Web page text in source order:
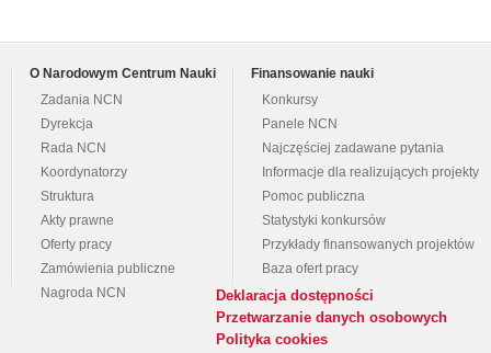
O Narodowym Centrum Nauki
Zadania NCN
Dyrekcja
Rada NCN
Koordynatorzy
Struktura
Akty prawne
Oferty pracy
Zamówienia publiczne
Nagroda NCN
Finansowanie nauki
Konkursy
Panele NCN
Najczęściej zadawane pytania
Informacje dla realizujących projekty
Pomoc publiczna
Statystyki konkursów
Przykłady finansowanych projektów
Baza ofert pracy
Deklaracja dostępności
Przetwarzanie danych osobowych
Polityka cookies